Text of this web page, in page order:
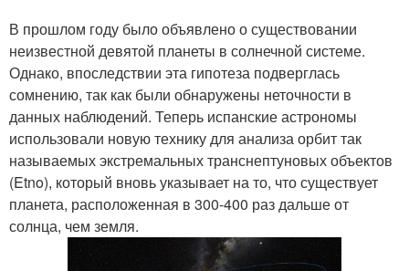
В прошлом году было объявлено о существовании
неизвестной девятой планеты в солнечной системе.
Однако, впоследствии эта гипотеза подверглась
сомнению, так как были обнаружены неточности в
данных наблюдений. Теперь испанские астрономы
использовали новую технику для анализа орбит так
называемых экстремальных транснептуновых объектов
(Etno), который вновь указывает на то, что существует
планета, расположенная в 300-400 раз дальше от
солнца, чем земля.